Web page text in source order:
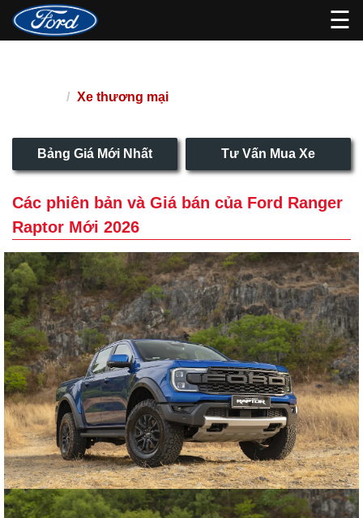
☰
Xe thương mại
Bảng Giá Mới Nhất Tư Vấn Mua Xe
Các phiên bản và Giá bán của Ford Ranger
Raptor Mới 2026